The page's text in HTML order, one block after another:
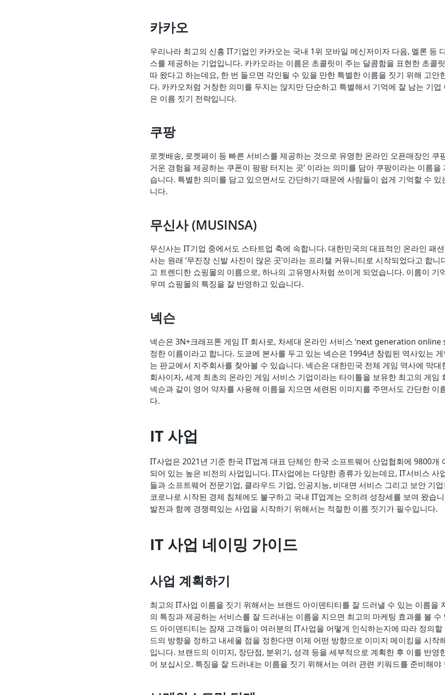
카카오
우리나라 최고의 신흥 IT기업인 카카오는 국내 1위 모바일 메신저이자 다음, 멜론 등
스를 제공하는 기업입니다. 카카오라는 이름은 초콜릿이 주는 달콤함을 표현한 초콜
따 왔다고 하는데요, 한 번 들으면 각인될 수 있을 만한 특별한 이름을 짓기 위해 고안
다. 카카오처럼 거창한 의미를 두지는 않지만 단순하고 특별해서 기억에 잘 남는 기업
은 이름 짓기 전략입니다.
쿠팡
로켓배송, 로켓페이 등 빠른 서비스를 제공하는 것으로 유명한 온라인 오픈매장인 쿠
거운 경험을 제공하는 쿠폰이 팡팡 터지는 곳’ 이라는 의미를 담아 쿠팡이라는 이름을
습니다. 특별한 의미를 담고 있으면서도 간단하기 때문에 사람들이 쉽게 기억할 수 있
니다.
무신사 (MUSINSA)
무신사는 IT기업 중에서도 스타트업 축에 속합니다. 대한민국의 대표적인 온라인 패
사는 원래 ‘무진장 신발 사진이 많은 곳’이라는 프리챌 커뮤니티로 시작되었다고 합니
고 트렌디한 쇼핑몰의 이름으로, 하나의 고유명사처럼 쓰이게 되었습니다. 이름이 기
우며 쇼핑몰의 특징을 잘 반영하고 있습니다.
넥슨
넥슨은 3N+크래프톤 게임 IT 회사로, 차세대 온라인 서비스 ‘next generation online
정한 이름이라고 합니다. 도쿄에 본사를 두고 있는 넥슨은 1994년 창립된 역사있는
는 판교에서 지주회사를 찾아볼 수 있습니다. 넥슨은 대한민국 전체 게임 역사에 막대
회사이자, 세계 최초의 온라인 게임 서비스 기업이라는 타이틀을 보유한 최고의 게임
넥슨과 같이 영어 약자를 사용해 이름을 지으면 세련된 이미지를 주면서도 간단한 이
다.
IT 사업
IT사업은 2021년 기준 한국 IT업계 대표 단체인 한국 소프트웨어 산업협회에 9800개
되어 있는 높은 비전의 사업입니다. IT사업에는 다양한 종류가 있는데요, IT서비스 사
들과 소프트웨어 전문기업, 클라우드 기업, 인공지능, 비대면 서비스 그리고 보안 기
코로나로 시작된 경제 침체에도 불구하고 국내 IT업계는 오히려 성장세를 보여 왔습
발전과 함께 경쟁력있는 사업을 시작하기 위해서는 적절한 이름 짓기가 필수입니다.
IT 사업 네이밍 가이드
사업 계획하기
최고의 IT사업 이름을 짓기 위해서는 브랜드 아이덴티티를 잘 드러낼 수 있는 이름을
의 특징과 제공하는 서비스를 잘 드러내는 이름을 지으면 최고의 마케팅 효과를 볼 수
드 아이덴티티는 잠재 고객들이 여러분의 IT사업을 어떻게 인식하는지에 따라 정의할
드의 방향을 정하고 내세울 점을 정한다면 이제 어떤 방향으로 이미지 메이킹을 시작
입니다. 브랜드의 이미지, 장단점, 분위기, 성격 등을 세부적으로 계획한 후 이를 반영
어 보십시오. 특징을 잘 드러내는 이름을 짓기 위해서는 여러 관련 키워드를 준비해야